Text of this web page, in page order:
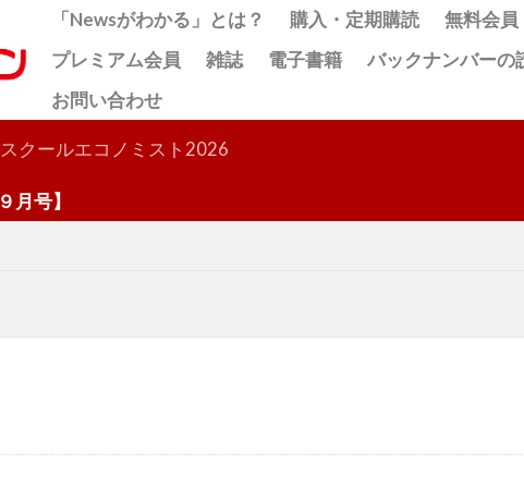
「Newsがわかる」とは？ 購入・定期購読
無料会員
プレミアム会員
雑誌 電子書籍
バックナンバーの
お問い合わせ
スクールエコノミスト2026
検索